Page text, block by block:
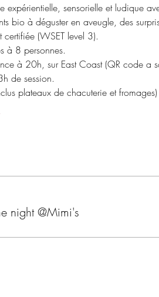
expérientielle, sensorielle et ludique
bio à déguster en aveugle, des
certifiée (WSET level 3).
à 8 personnes.
à 20h, sur East Coast (QR code a
de session.
plateaux de chacuterie et fromages)
night @Mimi's